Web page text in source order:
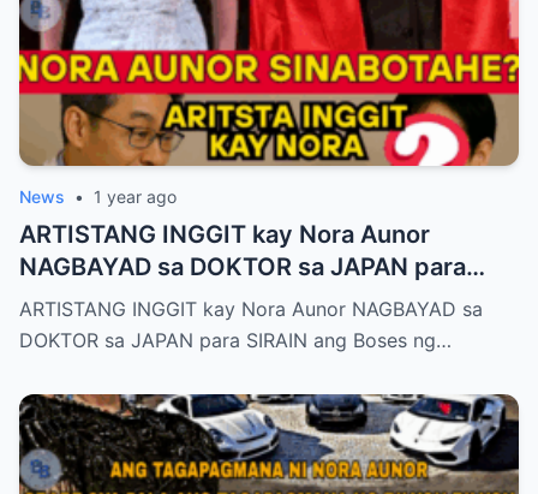
News • 1 year ago
ARTISTANG INGGIT kay Nora Aunor
NAGBAYAD sa DOKTOR sa JAPAN para
SIRAIN boses ni Nora Aunor!
ARTISTANG INGGIT kay Nora Aunor NAGBAYAD sa
DOKTOR sa JAPAN para SIRAIN ang Boses ng…